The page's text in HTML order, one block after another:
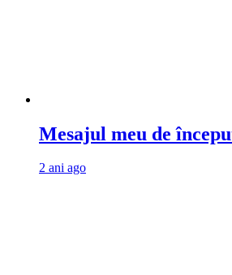
Mesajul meu de
2 ani ago